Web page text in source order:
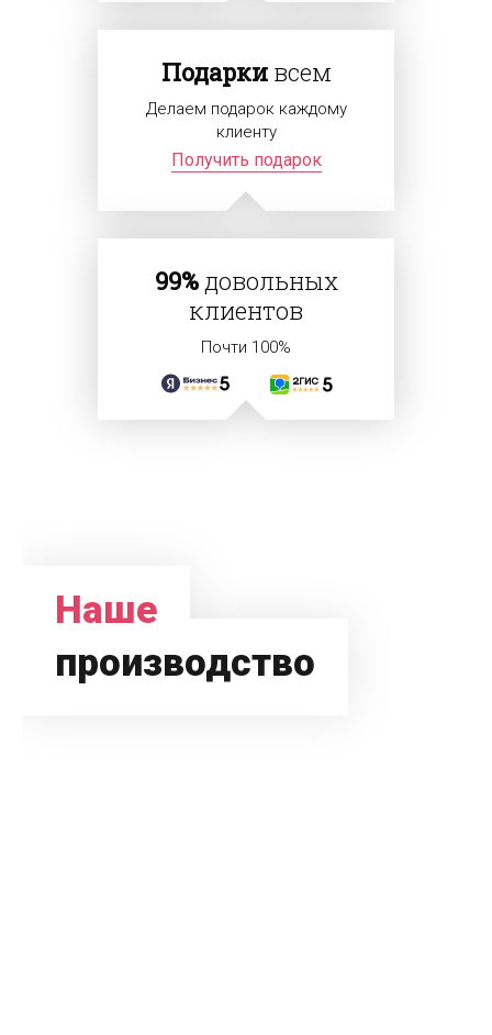
Подаркивсем
Делаем подарок каждому
клиенту
Получить подарок
99%довольных
клиентов
Почти 100%
Наше
производство